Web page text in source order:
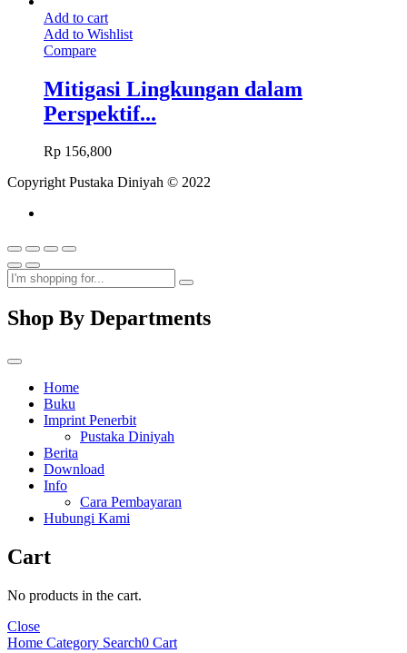
Add to cart
Add to Wishlist
Compare
Mitigasi Lingkungan dalam
Perspektif...
Rp 156,800
Copyright Pustaka Diniyah © 2022
Shop By Departments
Home
Buku
Imprint Penerbit
Pustaka Diniyah
Berita
Download
Info
Cara Pembayaran
Hubungi Kami
Cart
No products in the cart.
Close
Home Category Search0 Cart